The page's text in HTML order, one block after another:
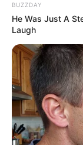
ราศีกุมภ์
BUZZDAY
He Was Just A
Laugh